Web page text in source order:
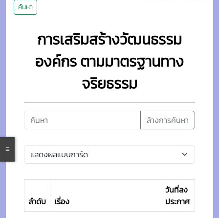
ค้นหา
การเสริมสร้างวัฒนธรรม
องค์กร ตามมาตรฐานทาง
จริยธรรม
ล้างการค้นหา
ลำดับ เรื่อง
วันที่ลง
ประกาศ